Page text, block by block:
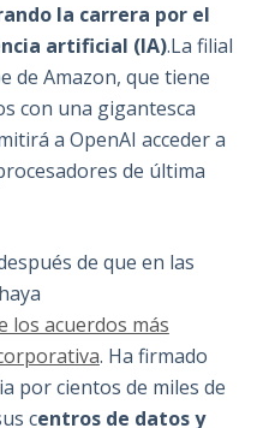
la carrera por el
artificial (IA).La filial
de Amazon, que tiene
con una gigantesca
a OpenAI acceder a
de última
de que en las
los acuerdos más
. Ha firmado
por cientos de miles de
centros de datos y